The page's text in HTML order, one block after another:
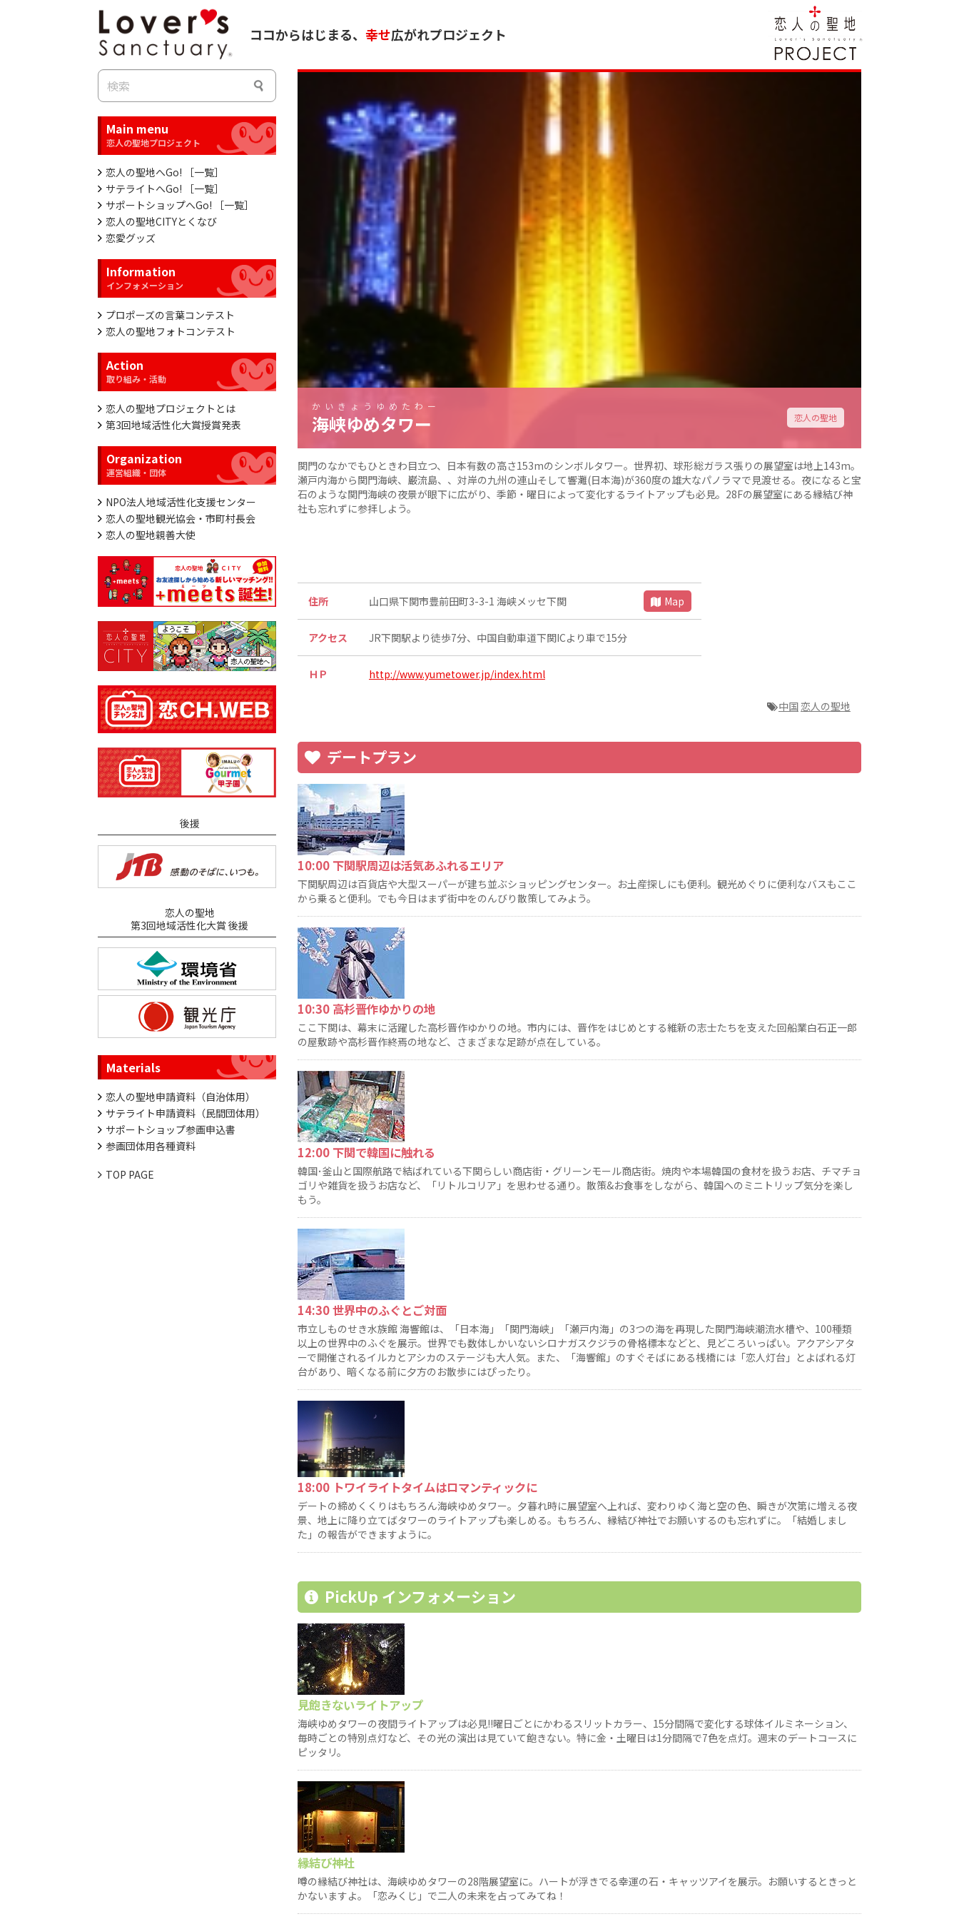
ココからはじまる、 幸せ広がれプロジェクト
恋人の聖地
かいきょうゆめたわー
海峡ゆめタワー
関門のなかでもひときわ目立つ、日本有数の高さ153mのシンボルタワー。世界初、球形総ガラス張りの展望室は地上143m。
瀬戸内海から関門海峡、巌流島、、対岸の九州の連山そして響灘(日本海)が360度の雄大なパノラマで見渡せる。夜になると宝
石のような関門海峡の夜景が眼下に広がり、季節・曜日によって変化するライトアップも必見。28Fの展望室にある縁結び神
社も忘れずに参拝しよう。
住所 山口県下関市豊前田町3-3-1 海峡メッセ下関 Map
アクセス JR下関駅より徒歩7分、中国自動車道下関ICより車で15分
ＨＰ http://www.yumetower.jp/index.html
中国 恋人の聖地
デートプラン
10:00 下関駅周辺は活気あふれるエリア
下関駅周辺は百貨店や大型スーパーが建ち並ぶショッピングセンター。お土産探しにも便利。観光めぐりに便利なバスもここ
から乗ると便利。でも今日はまず街中をのんびり散策してみよう。
10:30 高杉晋作ゆかりの地
ここ下関は、幕末に活躍した高杉晋作ゆかりの地。市内には、晋作をはじめとする維新の志士たちを支えた回船業白石正一郎
の屋敷跡や高杉晋作終焉の地など、さまざまな足跡が点在している。
12:00 下関で韓国に触れる
韓国･釜山と国際航路で結ばれている下関らしい商店街・グリーンモール商店街。焼肉や本場韓国の食材を扱うお店、チマチョ
ゴリや雑貨を扱うお店など、「リトルコリア」を思わせる通り。散策&お食事をしながら、韓国へのミニトリップ気分を楽し
もう。
14:30 世界中のふぐとご対面
市立しものせき水族館 海響館は、「日本海」「関門海峡」「瀬戸内海」の3つの海を再現した関門海峡潮流水槽や、100種類
以上の世界中のふぐを展示。世界でも数体しかいないシロナガスクジラの骨格標本などと、見どころいっぱい。アクアシアタ
ーで開催されるイルカとアシカのステージも大人気。また、「海響館」のすぐそばにある桟橋には「恋人灯台」とよばれる灯
台があり、暗くなる前に夕方のお散歩にはぴったり。
18:00 トワイライトタイムはロマンティックに
デートの締めくくりはもちろん海峡ゆめタワー。夕暮れ時に展望室へ上れば、変わりゆく海と空の色、瞬きが次第に増える夜
景、地上に降り立てばタワーのライトアップも楽しめる。もちろん、縁結び神社でお願いするのも忘れずに。「結婚しまし
た」の報告ができますように。
PickUp インフォメーション
見飽きないライトアップ
海峡ゆめタワーの夜間ライトアップは必見!!曜日ごとにかわるスリットカラー、15分間隔で変化する球体イルミネーション、
毎時ごとの特別点灯など、その光の演出は見ていて飽きない。特に金・土曜日は1分間隔で7色を点灯。週末のデートコースに
ピッタリ。
縁結び神社
噂の縁結び神社は、海峡ゆめタワーの28階展望室に。ハートが浮きでる幸運の石・キャッツアイを展示。お願いするときっと
かないますよ。「恋みくじ」で二人の未来を占ってみてね！
Main menu
恋人の聖地へGo! ［一覧］
サテライトへGo! ［一覧］
サポートショップへGo! ［一覧］
恋人の聖地CITYとくなび
恋愛グッズ
Information
プロポーズの言葉コンテスト
恋人の聖地フォトコンテスト
Action
恋人の聖地プロジェクトとは
第3回地域活性化大賞授賞発表
Organization
NPO法人地域活性化支援センター
恋人の聖地観光協会・市町村長会
恋人の聖地親善大使
後援
恋人の聖地
第3回地域活性化大賞 後援
Materials
恋人の聖地申請資料（自治体用）
サテライト申請資料（民間団体用）
サポートショップ参画申込書
参画団体用各種資料
TOP PAGE